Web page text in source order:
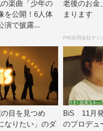
楽曲「少年の
を公開！6人体
演で披露...
老後のお金
まります
PR(合同会社デジ
目を見つめ
りたい」のダ
BiS 11月
のプロデュ